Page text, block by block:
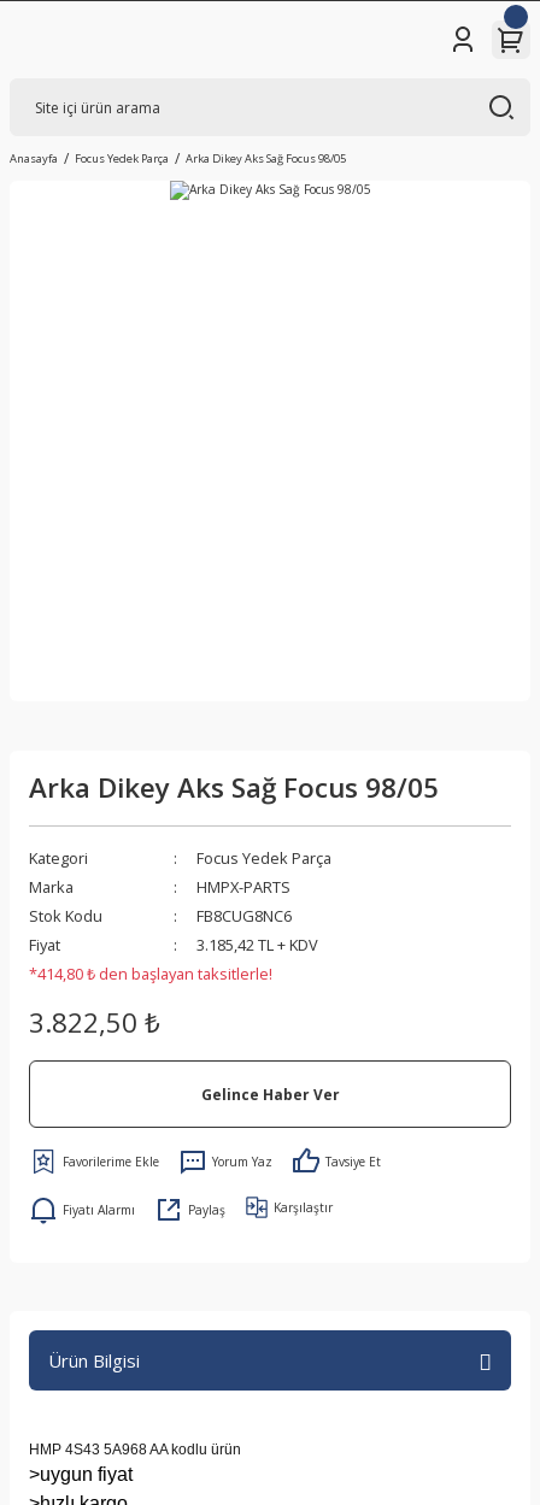
Anasayfa Focus Yedek Parça Arka Dikey Aks Sağ Focus 98/05
Arka Dikey Aks Sağ Focus 98/05
Kategori
Focus Yedek Parça
Marka
HMPX-PARTS
Stok Kodu
FB8CUG8NC6
Fiyat
3.185,42 TL + KDV
*414,80 ₺ den başlayan taksitlerle!
3.822,50 ₺
Gelince Haber Ver
Yorum Yaz Tavsiye Et
Fiyatı Alarmı Paylaş Karşılaştır
Ürün Bilgisi
HMP 4S43 5A968 AA kodlu ürün
>uygun fiyat